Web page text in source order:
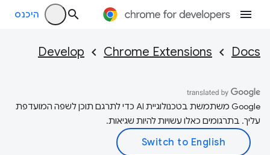
היכנס
Docs
Chrome Extensions
Develop
‫Google משתמשת בטכנולוגיית AI כדי לתרגם תוכן לשפה המועדפת
עליך. בתרגומים כאלו עשויות להיות שגיאות.